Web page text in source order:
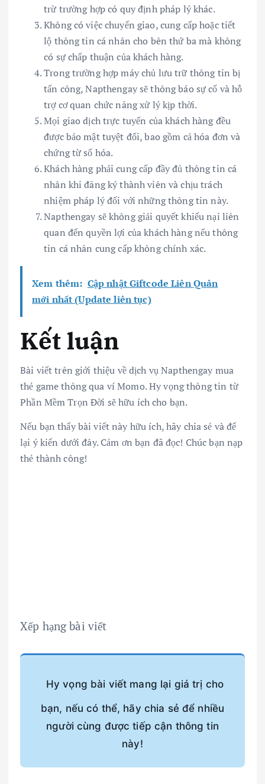
trừ trường hợp có quy định pháp lý khác.
Không có việc chuyển giao, cung cấp hoặc tiết
lộ thông tin cá nhân cho bên thứ ba mà không
có sự chấp thuận của khách hàng.
Trong trường hợp máy chủ lưu trữ thông tin bị
tấn công, Napthengay sẽ thông báo sự cố và hỗ
trợ cơ quan chức năng xử lý kịp thời.
Mọi giao dịch trực tuyến của khách hàng đều
được bảo mật tuyệt đối, bao gồm cả hóa đơn và
chứng từ số hóa.
Khách hàng phải cung cấp đầy đủ thông tin cá
nhân khi đăng ký thành viên và chịu trách
nhiệm pháp lý đối với những thông tin này.
Napthengay sẽ không giải quyết khiếu nại liên
quan đến quyền lợi của khách hàng nếu thông
tin cá nhân cung cấp không chính xác.
Xem thêm: Cập nhật Giftcode Liên Quân
mới nhất (Update liên tục)
Kết luận
Bài viết trên giới thiệu về dịch vụ Napthengay mua
thẻ game thông qua ví Momo. Hy vọng thông tin từ
Phần Mềm Trọn Đời sẽ hữu ích cho bạn.
Nếu bạn thấy bài viết này hữu ích, hãy chia sẻ và để
lại ý kiến dưới đây. Cảm ơn bạn đã đọc! Chúc bạn nạp
thẻ thành công!
Xếp hạng bài viết
Hy vọng bài viết mang lại giá trị cho
bạn, nếu có thể, hãy chia sẻ để nhiều
người cùng được tiếp cận thông tin
này!